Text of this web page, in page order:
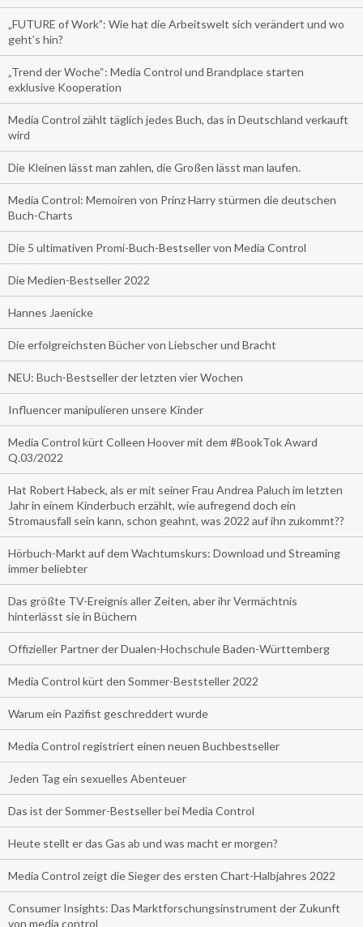
„FUTURE of Work”: Wie hat die Arbeitswelt sich verändert und wo
geht’s hin?
„Trend der Woche“: Media Control und Brandplace starten
exklusive Kooperation
Media Control zählt täglich jedes Buch, das in Deutschland verkauft
wird
Die Kleinen lässt man zahlen, die Großen lässt man laufen.
Media Control: Memoiren von Prinz Harry stürmen die deutschen
Buch-Charts
Die 5 ultimativen Promi-Buch-Bestseller von Media Control
Die Medien-Bestseller 2022
Hannes Jaenicke
Die erfolgreichsten Bücher von Liebscher und Bracht
NEU: Buch-Bestseller der letzten vier Wochen
Influencer manipulieren unsere Kinder
Media Control kürt Colleen Hoover mit dem #BookTok Award
Q.03/2022
Hat Robert Habeck, als er mit seiner Frau Andrea Paluch im letzten
Jahr in einem Kinderbuch erzählt, wie aufregend doch ein
Stromausfall sein kann, schon geahnt, was 2022 auf ihn zukommt??
Hörbuch-Markt auf dem Wachtumskurs: Download und Streaming
immer beliebter
Das größte TV-Ereignis aller Zeiten, aber ihr Vermächtnis
hinterlässt sie in Büchern
Offizieller Partner der Dualen-Hochschule Baden-Württemberg
Media Control kürt den Sommer-Beststeller 2022
Warum ein Pazifist geschreddert wurde
Media Control registriert einen neuen Buchbestseller
Jeden Tag ein sexuelles Abenteuer
Das ist der Sommer-Bestseller bei Media Control
Heute stellt er das Gas ab und was macht er morgen?
Media Control zeigt die Sieger des ersten Chart-Halbjahres 2022
Consumer Insights: Das Marktforschungsinstrument der Zukunft
von media control